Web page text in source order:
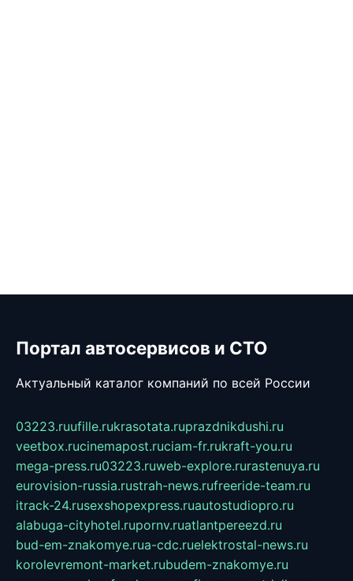
Портал автосервисов и СТО
Актуальный каталог компаний по всей России
03223.ruufille.rukrasotata.ruprazdnikdushi.ru
veetbox.rucinemapost.ruciam-fr.rukraft-you.ru
mega-press.ru03223.ruweb-explore.rurastenuya.ru
eurovision-russia.rustrah-news.rufreeride-team.ru
itrack-24.rusexshopexpress.ruautostudiopro.ru
alabuga-cityhotel.rupornv.ruatlantpereezd.ru
bud-em-znakomye.rua-cdc.ruelektrostal-news.ru
korolevremont-market.rubudem-znakomye.ru